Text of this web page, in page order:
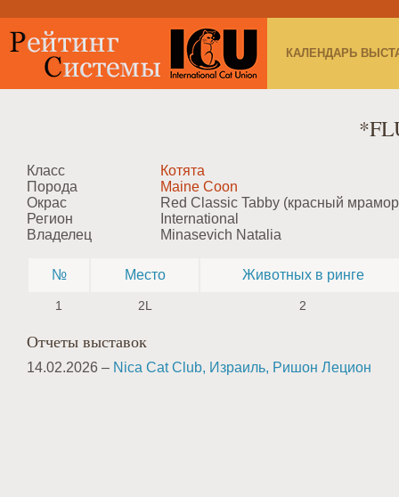
КАЛЕНДАРЬ
Класс
Котята
Порода
Maine Coon
Окрас
Red Classic Tabby (красный
Регион
International
Владелец
Minasevich Natalia
№ Место Животных в ринге
1 2L 2
Отчеты выставок
14.02.2026 – Nica Cat Club, Израиль, Ришон Лецион